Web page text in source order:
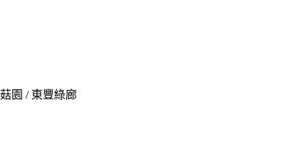
園 / 東豐綠廊